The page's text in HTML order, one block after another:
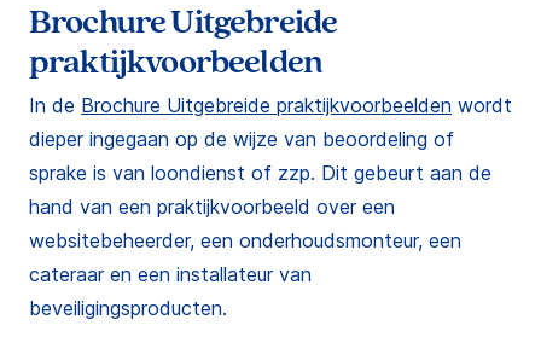
Brochure Uitgebreide
praktijkvoorbeelden
In de Brochure Uitgebreide praktijkvoorbeelden wordt
dieper ingegaan op de wijze van beoordeling of
sprake is van loondienst of zzp. Dit gebeurt aan de
hand van een praktijkvoorbeeld over een
websitebeheerder, een onderhoudsmonteur, een
cateraar en een installateur van
beveiligingsproducten.